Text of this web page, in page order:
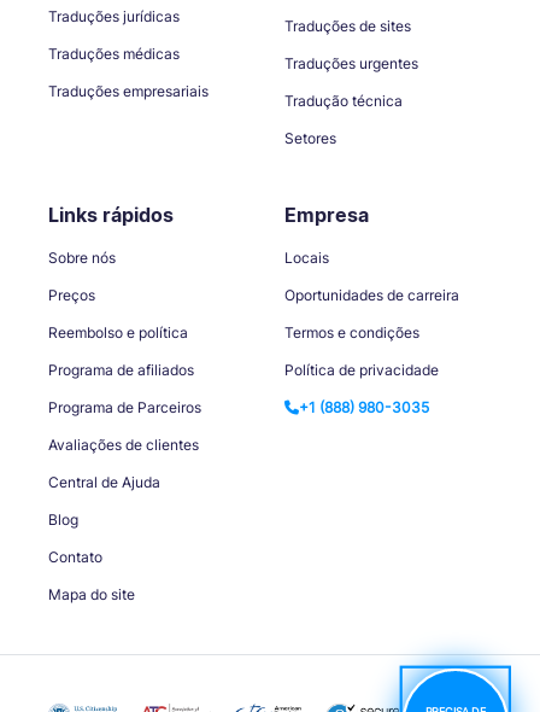
Traduções jurídicas
Traduções médicas
Traduções empresariais
Traduções de sites
Traduções urgentes
Tradução técnica
Setores
Links rápidos
Sobre nós
Preços
Reembolso e política
Programa de afiliados
Programa de Parceiros
Avaliações de clientes
Central de Ajuda
Blog
Contato
Mapa do site
Empresa
Locais
Oportunidades de carreira
Termos e condições
Política de privacidade
+1 (888) 980-3035